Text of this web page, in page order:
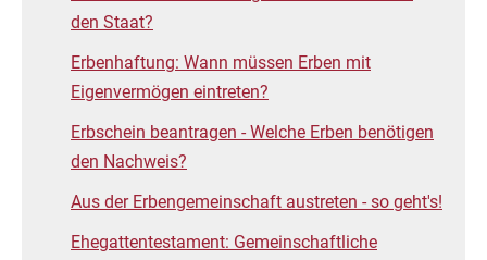
den Staat?
Erbenhaftung: Wann müssen Erben mit
Eigenvermögen eintreten?
Erbschein beantragen - Welche Erben benötigen
den Nachweis?
Aus der Erbengemeinschaft austreten - so geht's!
Ehegattentestament: Gemeinschaftliche